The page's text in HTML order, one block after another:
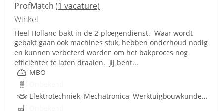
ProfMatch (1 vacature)
Winkel
Heel Holland bakt in de 2-ploegendienst. Waar wordt
gebakt gaan ook machines stuk, hebben onderhoud nodig
en kunnen verbeterd worden om het bakproces nog
efficiënter te laten draaien. Jij bent...
MBO
Elektrotechniek, Mechatronica, Werktuigbouwkunde, Pneumatiek, Techniek